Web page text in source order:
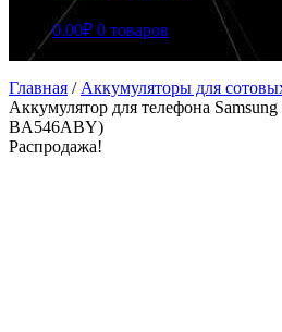
0.00₽ 0 товаров
Главная / Аккумуляторы для
Аккумулятор для телефона
BA546ABY)
Распродажа!